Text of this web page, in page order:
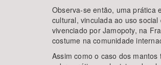
Observa-se então, uma prática
cultural, vinculada ao uso
vivenciado por Jamopoty, na
costume na comunidade
Assim como o caso dos